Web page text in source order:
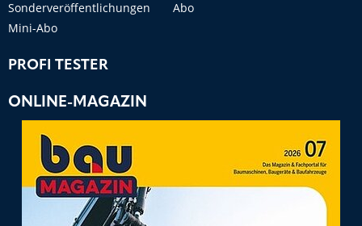
Sonderveröffentlichungen
Abo
Mini-Abo
PROFI TESTER
ONLINE-MAGAZIN